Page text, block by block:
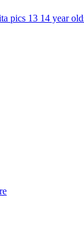
pics 13 14 year